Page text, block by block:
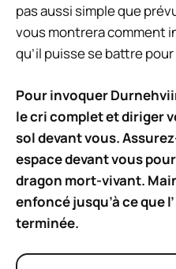
pas aussi simple que
vous montrera comment
qu’il puisse se battre
Pour invoquer
le cri complet et diriger
sol devant vous.
espace devant vous
dragon mort-vivant.
enfoncé jusqu’à ce que
terminée.